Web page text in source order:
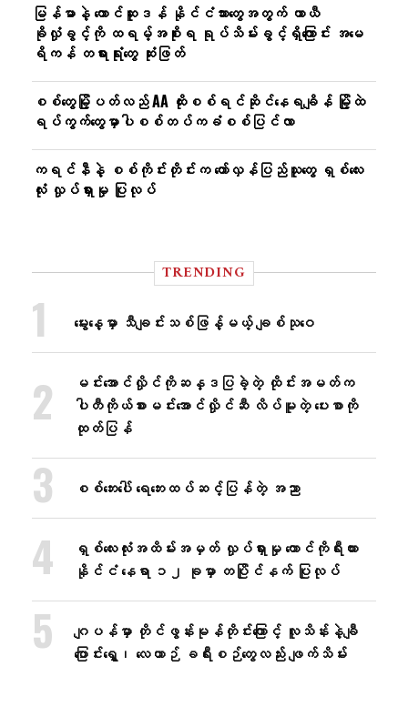
မြန်မာနဲ့ တောင်ဆူဒန် နိုင်ငံသားတွေအတွက် ယာယီ
ခိုလှုံခွင့်ကို ထရမ့်အစိုးရ ရုပ်သိမ်းခွင့်ရှိကြောင်း အမေ
ရိကန် တရားရုံးတွေ ဆုံးဖြတ်
စစ်တွေမြို့ပတ်လည် AA ထိုးစစ်ရင်ဆိုင်နေရချိန် မြို့ထဲ
ရပ်ကွက်တွေမှာပါစစ်တပ်ကခံစစ်ပြင်လာ
ကရင်နီနဲ့ စစ်ကိုင်းတိုင်းက တော်လှန်ပြည်သူတွေ ရှစ်လေး
လုံး လှုပ်ရှားမှု ပြုလုပ်
TRENDING
မွေးနေ့မှာ သီချင်းသစ်ဖြန့်မယ့် ချစ်သုဝေ
မင်းအောင်လှိုင်ကိုဆန္ဒပြခဲ့တဲ့ ထိုင်းအမတ်က
ပါတီကိုယ်စားမင်းအောင်လှိုင်ဆီ လိပ်မူတဲ့ ပေးစာကို
ထုတ်ပြန်
စစ်ဘေးပေါ် ရေဘေးထပ်ဆင့်ပြန်တဲ့ အညာ
ရှစ်လေးလုံးအထိမ်းအမှတ် လှုပ်ရှားမှု တောင်ကိုရီးယား
နိုင်ငံ နေရာ ၁၂ ခုမှာ တပြိုင်နက် ပြုလုပ်
ဂျပန်မှာ တိုင်ဖွန်းမုန်တိုင်းကြောင့် လူသိန်းနဲ့ချီ
ပြောင်းရွှေ့၊ လေယာဉ် ခရီးစဉ်တွေလည်း ဖျက်သိမ်း